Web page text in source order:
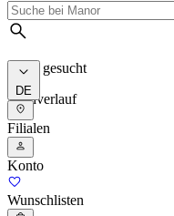
Meist gesucht
Suchverlauf
DE
Filialen
Konto
Wunschlisten